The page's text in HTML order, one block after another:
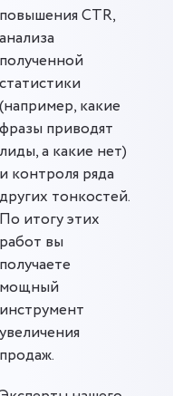
повышения CTR,
анализа
полученной
статистики
(например, какие
фразы приводят
лиды, а какие нет)
и контроля ряда
других тонкостей.
По итогу этих
работ вы
получаете
мощный
инструмент
увеличения
продаж.